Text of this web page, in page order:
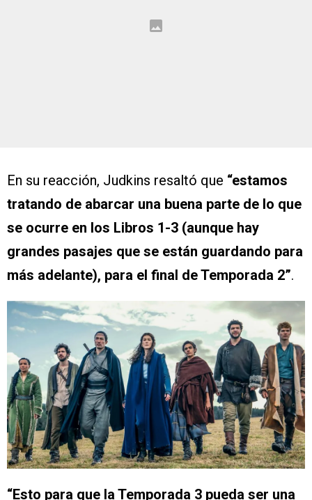
En su reacción, Judkins resaltó que “estamos
tratando de abarcar una buena parte de lo que
se ocurre en los Libros 1-3 (aunque hay
grandes pasajes que se están guardando para
más adelante), para el final de Temporada 2”.
“Esto para que la Temporada 3 pueda ser una